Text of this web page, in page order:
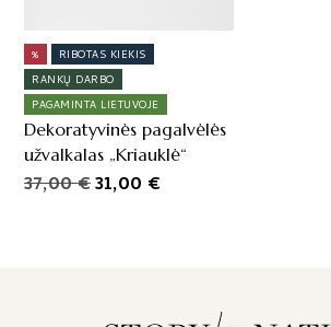
%
RIBOTAS KIEKIS
RANKŲ DARBO
PAGAMINTA LIETUVOJE
Dekoratyvinės pagalvėlės
užvalkalas „Kriauklė“
37,00€Original
31,00 €